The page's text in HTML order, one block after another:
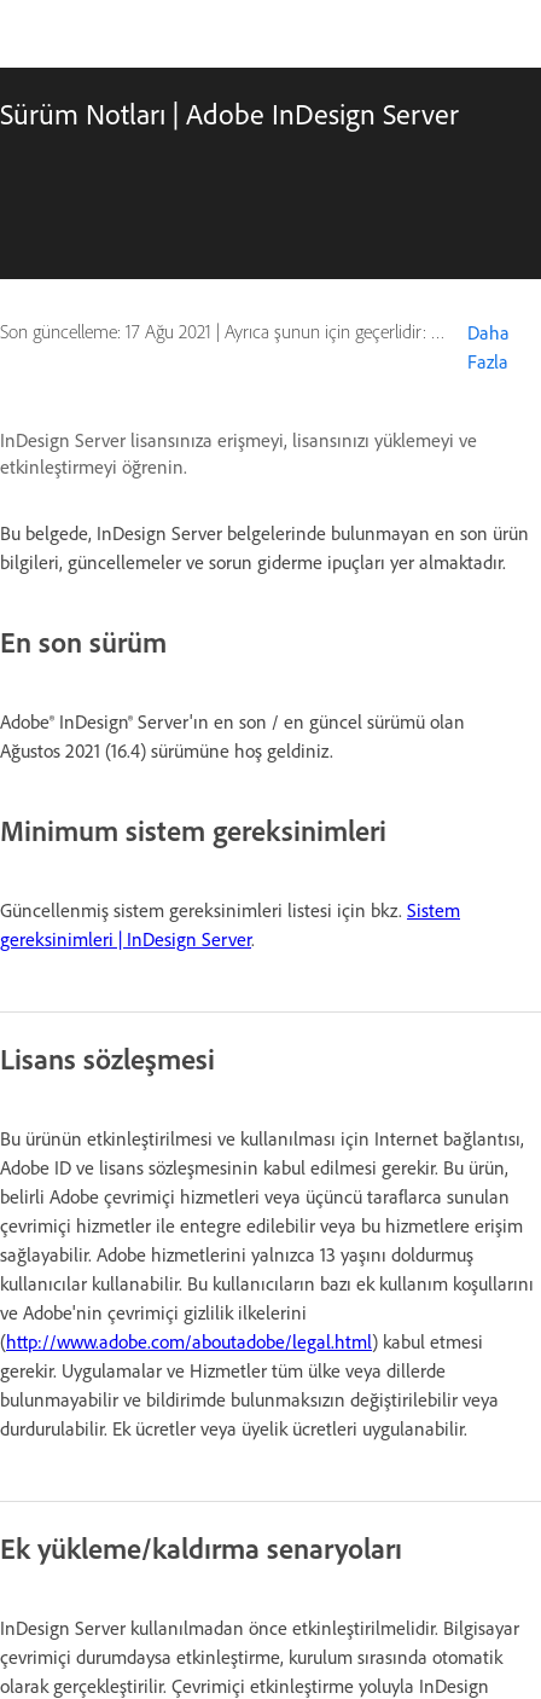
Sürüm Notları | Adobe InDesign Server
Son güncelleme: 17 Ağu 2021 | Ayrıca şunun için geçerlidir: Adobe InDesign
Daha
Fazla
InDesign Server lisansınıza erişmeyi, lisansınızı yüklemeyi ve
etkinleştirmeyi öğrenin.
Bu belgede, InDesign Server belgelerinde bulunmayan en son ürün
bilgileri, güncellemeler ve sorun giderme ipuçları yer almaktadır.
En son sürüm
Adobe® InDesign® Server'ın en son / en güncel sürümü olan
Ağustos 2021 (16.4) sürümüne hoş geldiniz.
Minimum sistem gereksinimleri
Güncellenmiş sistem gereksinimleri listesi için bkz. Sistem
gereksinimleri | InDesign Server.
Lisans sözleşmesi
Bu ürünün etkinleştirilmesi ve kullanılması için Internet bağlantısı,
Adobe ID ve lisans sözleşmesinin kabul edilmesi gerekir. Bu ürün,
belirli Adobe çevrimiçi hizmetleri veya üçüncü taraflarca sunulan
çevrimiçi hizmetler ile entegre edilebilir veya bu hizmetlere erişim
sağlayabilir. Adobe hizmetlerini yalnızca 13 yaşını doldurmuş
kullanıcılar kullanabilir. Bu kullanıcıların bazı ek kullanım koşullarını
ve Adobe'nin çevrimiçi gizlilik ilkelerini
(http://www.adobe.com/aboutadobe/legal.html) kabul etmesi
gerekir. Uygulamalar ve Hizmetler tüm ülke veya dillerde
bulunmayabilir ve bildirimde bulunmaksızın değiştirilebilir veya
durdurulabilir. Ek ücretler veya üyelik ücretleri uygulanabilir.
Ek yükleme/kaldırma senaryoları
InDesign Server kullanılmadan önce etkinleştirilmelidir. Bilgisayar
çevrimiçi durumdaysa etkinleştirme, kurulum sırasında otomatik
olarak gerçekleştirilir. Çevrimiçi etkinleştirme yoluyla InDesign